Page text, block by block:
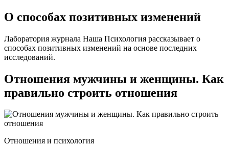
О способах позитивных изменений
Лаборатория журнала Наша Психология рассказывает о
способах позитивных изменений на основе последних
исследований.
Отношения мужчины и женщины. Как
правильно строить отношения
Отношения и психология